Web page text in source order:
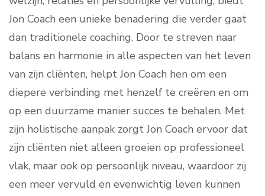
Jon Coach een unieke benadering die verder gaat
dan traditionele coaching. Door te streven naar
balans en harmonie in alle aspecten van het leven
van zijn cliënten, helpt Jon Coach hen om een
diepere verbinding met henzelf te creëren en om
op een duurzame manier succes te behalen. Met
zijn holistische aanpak zorgt Jon Coach ervoor dat
zijn cliënten niet alleen groeien op professioneel
vlak, maar ook op persoonlijk niveau, waardoor zij
een meer vervuld en evenwichtig leven kunnen